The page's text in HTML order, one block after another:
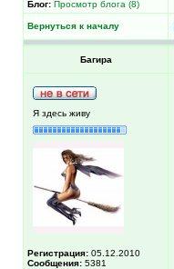
Блог: Просмотр блога (8)
Вернуться к началу
Багира
Я здесь живу
Регистрация: 05.12.2010
Сообщения: 5381